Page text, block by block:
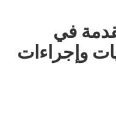
في
وإجراءات